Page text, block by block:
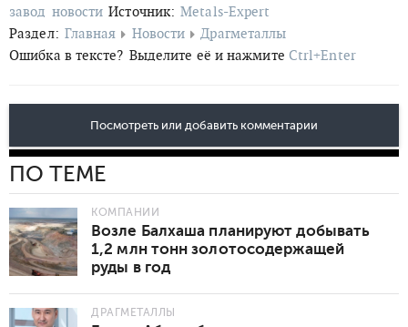
завод новости Источник: Metals-Expert
Раздел: Главная Новости
Драгметаллы
Ошибка в тексте? Выделите её и нажмите Ctrl+Enter
Посмотреть или добавить комментарии
ПО ТЕМЕ
КОМПАНИИ
Возле Балхаша планируют добывать
1,2 млн тонн золотосодержащей
руды в год
ДРАГМЕТАЛЛЫ